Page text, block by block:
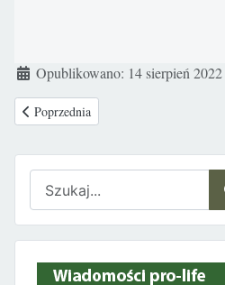
Szczegóły
Opublikowano: 14 sierpień 2022
Poprzednia strona: Yvonne Nelson –
Poprzednia